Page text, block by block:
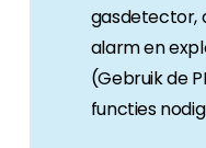
gasdetector,
alarm en
(Gebruik de
functies